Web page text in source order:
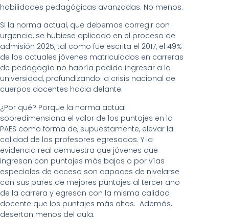
habilidades pedagógicas avanzadas. No menos.
Si la norma actual, que debemos corregir con
urgencia, se hubiese aplicado en el proceso de
admisión 2025, tal como fue escrita el 2017, el 49%
de los actuales jóvenes matriculados en carreras
de pedagogía no habría podido ingresar a la
universidad, profundizando la crisis nacional de
cuerpos docentes hacia delante.
¿Por qué? Porque la norma actual
sobredimensiona el valor de los puntajes en la
PAES como forma de, supuestamente, elevar la
calidad de los profesores egresados. Y la
evidencia real demuestra que jóvenes que
ingresan con puntajes más bajos o por vías
especiales de acceso son capaces de nivelarse
con sus pares de mejores puntajes al tercer año
de la carrera y egresan con la misma calidad
docente que los puntajes más altos. Además,
desertan menos del aula.